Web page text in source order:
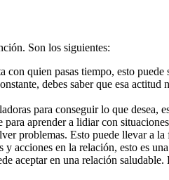
Son los siguientes:
quien pasas tiempo, esto
debes saber que esa
para conseguir lo que
aprender a lidiar con
problemas. Esto puede llevar a
acciones en la relación, esto es
aceptar en una relación